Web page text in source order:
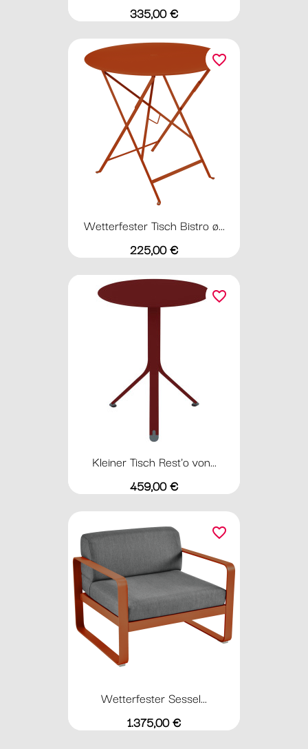
Preis
335,00 €
Wetterfester Tisch Bistro ø...
Preis
225,00 €
favorite_border
Kleiner Tisch Rest'o von...
Preis
459,00 €
favorite_border
Wetterfester Sessel...
Preis
1.375,00 €
favorite_border